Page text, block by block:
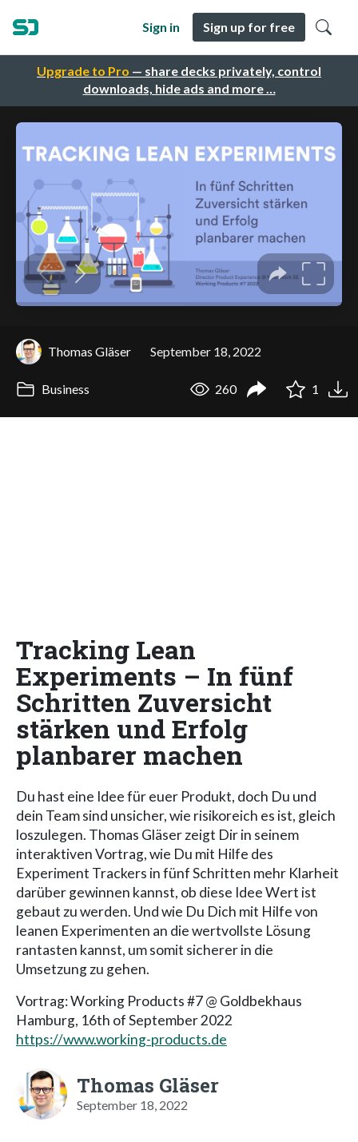
Upgrade to Pro — share decks privately, control
downloads, hide ads and more …
Sign in Sign up for free
Thomas Gläser September 18, 2022
Business 260 1
Tracking Lean
Experiments – In fünf
Schritten Zuversicht
stärken und Erfolg
planbarer machen
Du hast eine Idee für euer Produkt, doch Du und
dein Team sind unsicher, wie risikoreich es ist, gleich
loszulegen. Thomas Gläser zeigt Dir in seinem
interaktiven Vortrag, wie Du mit Hilfe des
Experiment Trackers in fünf Schritten mehr Klarheit
darüber gewinnen kannst, ob diese Idee Wert ist
gebaut zu werden. Und wie Du Dich mit Hilfe von
leanen Experimenten an die wertvollste Lösung
rantasten kannst, um somit sicherer in die
Umsetzung zu gehen.
Vortrag: Working Products #7 @ Goldbekhaus
Hamburg, 16th of September 2022
https://www.working-products.de
Thomas Gläser
September 18, 2022